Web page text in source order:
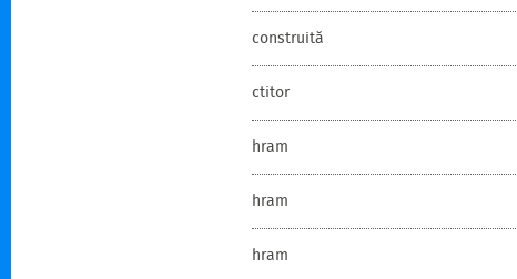
construită
ctitor
hram
hram
hram